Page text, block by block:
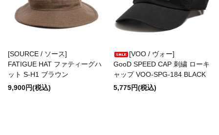
[SOURCE / ソース]
FATIGUE HAT ファティーグハ
ット S-H1 ブラウン
9,900円(税込)
[VOO / ヴォー]
GooD SPEED CAP 刺繍 ローキ
ャップ VOO-SPG-184 BLACK
5,775円(税込)
Glencroft
GLEN FYNE